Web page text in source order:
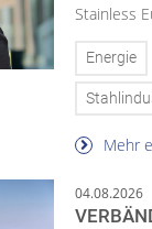
Stainless
Energie
Mehr
04.08.2026